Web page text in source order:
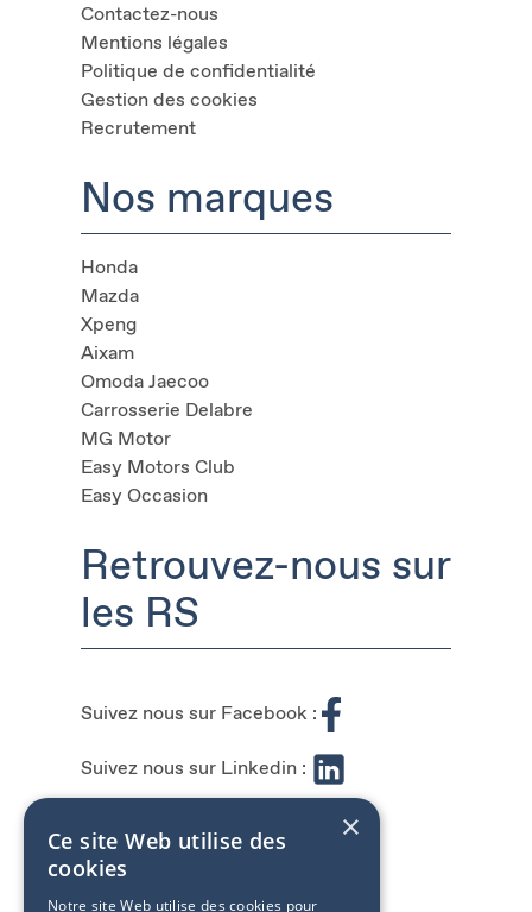
Contactez-nous
Mentions légales
Politique de confidentialité
Gestion des cookies
Recrutement
Nos marques
Honda
Mazda
Xpeng
Aixam
Omoda Jaecoo
Carrosserie Delabre
MG Motor
Easy Motors Club
Easy Occasion
Retrouvez-nous sur
les RS
Suivez nous sur Facebook :
Suivez nous sur Linkedin :
×
Ce site Web utilise des
cookies
Notre site Web utilise des cookies pour